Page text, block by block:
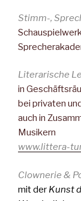
Stimm-,
Literarische
in
bei privaten
auch in
Musikern
www.littera-
Clownerie &
mit der Kunst